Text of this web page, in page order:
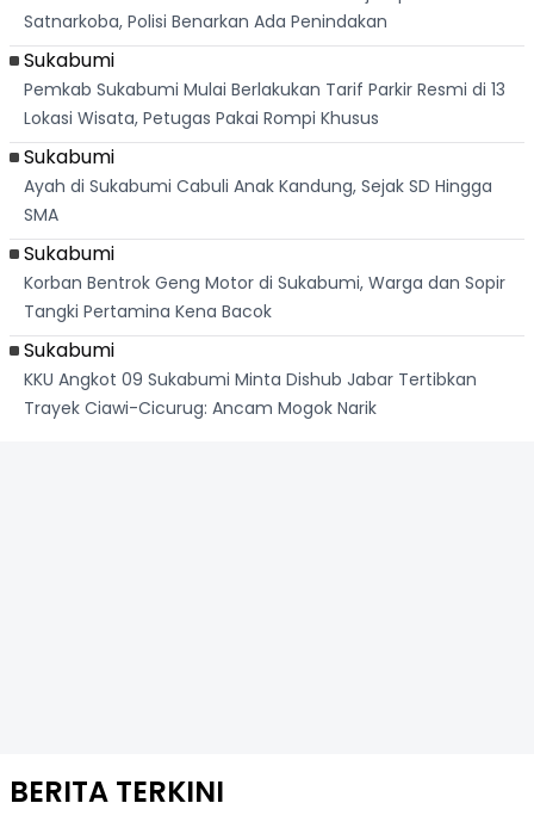
Satnarkoba, Polisi Benarkan Ada Penindakan
Sukabumi
Pemkab Sukabumi Mulai Berlakukan Tarif Parkir Resmi di 13
Lokasi Wisata, Petugas Pakai Rompi Khusus
Sukabumi
Ayah di Sukabumi Cabuli Anak Kandung, Sejak SD Hingga
SMA
Sukabumi
Korban Bentrok Geng Motor di Sukabumi, Warga dan Sopir
Tangki Pertamina Kena Bacok
Sukabumi
KKU Angkot 09 Sukabumi Minta Dishub Jabar Tertibkan
Trayek Ciawi-Cicurug: Ancam Mogok Narik
BERITA TERKINI